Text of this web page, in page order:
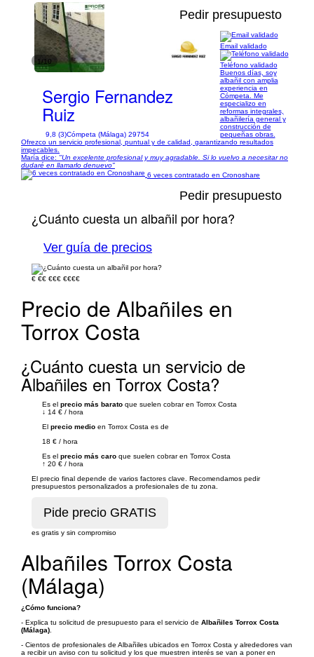
1/10
Pedir presupuesto
Sergio Fernandez
Ruiz
9,8 (3)Cómpeta (Málaga) 29754
Email validado
Teléfono validado
Buenos días, soy
albañil con amplia
experiencia en
Cómpeta. Me
especializo en
reformas integrales,
albañilería general y
construcción de
pequeñas obras.
Ofrezco un servicio profesional, puntual y de calidad, garantizando resultados
impecables.
María dice: "Un excelente profesional y muy agradable. Si lo vuelvo a necesitar no
dudaré en llamarlo denuevo"
6 veces contratado en Cronoshare
Pedir presupuesto
¿Cuánto cuesta un albañil por hora?
Ver guía de precios
€ €€ €€€ €€€€
Precio de Albañiles en
Torrox Costa
¿Cuánto cuesta un servicio de
Albañiles en Torrox Costa?
Es el precio más barato que suelen cobrar en Torrox Costa
↓ 14 € / hora
El precio medio en Torrox Costa es de
18 € / hora
Es el precio más caro que suelen cobrar en Torrox Costa
↑ 20 € / hora
El precio final depende de varios factores clave. Recomendamos pedir
presupuestos personalizados a profesionales de tu zona.
es gratis y sin compromiso
Albañiles Torrox Costa
(Málaga)
¿Cómo funciona?
- Explica tu solicitud de presupuesto para el servicio de Albañiles Torrox Costa
(Málaga)
- Cientos de profesionales de Albañiles ubicados en Torrox Costa y alrededores van
a recibir un aviso con tu solicitud y los que muestren interés se van a poner en